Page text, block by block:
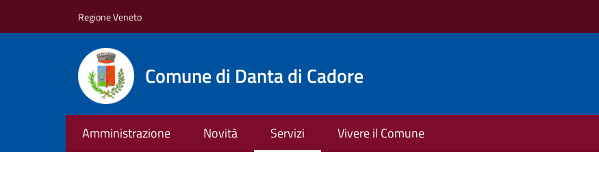
Regione Veneto
Comune di Danta di Cadore
Amministrazione Novità Servizi Vivere il Comune